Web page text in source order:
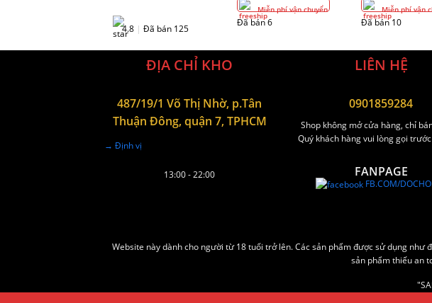
4.8 | Đã bán 125
Miễn phí vận chuyển
Đã bán 6
Miễn phí vận
Đã bán 10
ĐỊA CHỈ KHO
487/19/1 Võ Thị Nhờ, p.Tân
Thuận Đông, quận 7, TPHCM
→ Định vị
13:00 - 22:00
LIÊN HỆ
0901859284
Shop không mở cửa hàng, chỉ
Quý khách hàng vui lòng gọi
FANPAGE
FB.COM/
Website này dành cho người từ 18 tuổi trở lên. Các sản phẩm được sử dụng
sản phẩm thiếu an